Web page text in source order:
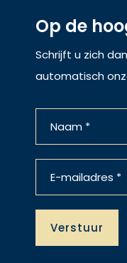
Op de
Schrijft u zich
automatisch